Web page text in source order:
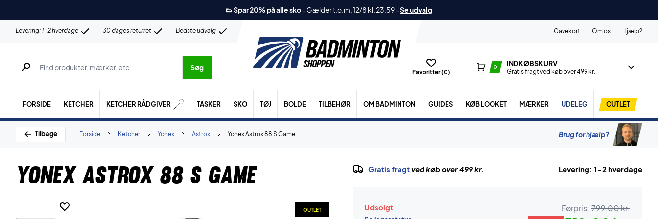
👟 Spar 20% på alle sko- Gælder t.o.m, 12/8 kl. 23:59-Se udvalg
Levering: 1-2 hverdage 30 dages returret Bedste udvalg Gavekort Om os Hjælp?
Søg efter produkter, mærker etc.
Søg
Favoritter (0)
0 INDKØBSKURV
Gratis fragt ved køb over 499 kr.
FORSIDE KETCHER KETCHER RÅDGIVER TASKER SKO TØJ BOLDE TILBEHØR OM BADMINTON GUIDES KØB LOOKET MÆRKER UDELEG OUTLET
Tilbage Yonex Astrox 88 S Game
Astrox
Yonex
Ketcher
Forside Brug for hjælp?
Yonex Astrox 88 S Game
OUTLET
Gratis fragtved køb over 499 kr. Levering: 1-2 hverdage
Udsolgt Førpris: 799,00 kr.